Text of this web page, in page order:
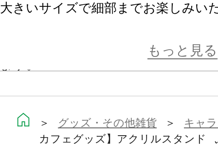
大きいサイズで細部までお楽しみい
※画像は試作品です。実際の商品と
もっと見る
＞ グッズ・その他雑貨 ＞ キャ
カフェグッズ】アクリルスタンド